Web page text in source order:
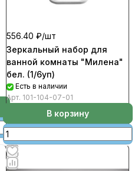
556.40 ₽/шт
Зеркальный набор для
ванной комнаты "Милена"
бел. (1/6уп)
Есть в наличии
Арт. 101-104-07-01
В корзину